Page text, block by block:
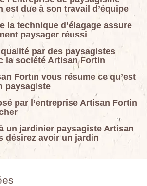
est due à son travail d’équipe
la technique d’élagage assure
paysager réussi
par des paysagistes
la société Artisan Fortin
Fortin vous résume ce qu’est
paysagiste
par l’entreprise Artisan Fortin
un jardinier paysagiste Artisan
désirez avoir un jardin